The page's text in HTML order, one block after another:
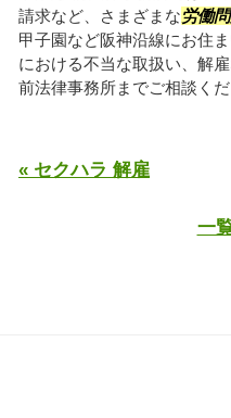
請求など、さまざまな労働
甲子園など阪神沿線にお住
における不当な取扱い、解
前法律事務所までご相談くだ
« セクハラ 解雇
一